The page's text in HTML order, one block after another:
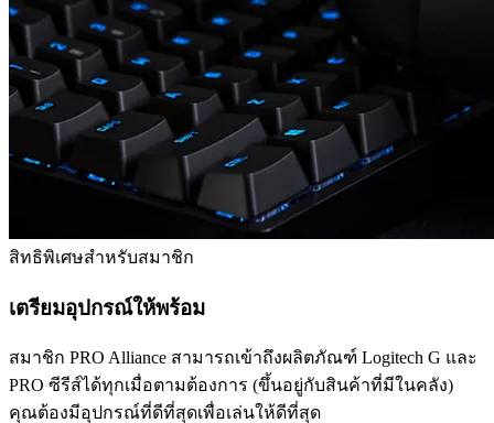
สิทธิพิเศษสำหรับสมาชิก
เตรียมอุปกรณ์ให้พร้อม
สมาชิก PRO Alliance สามารถเข้าถึงผลิตภัณฑ์ Logitech G และ
PRO ซีรีส์ได้ทุกเมื่อตามต้องการ (ขึ้นอยู่กับสินค้าที่มีในคลัง)
คุณต้องมีอุปกรณ์ที่ดีที่สุดเพื่อเล่นให้ดีที่สุด